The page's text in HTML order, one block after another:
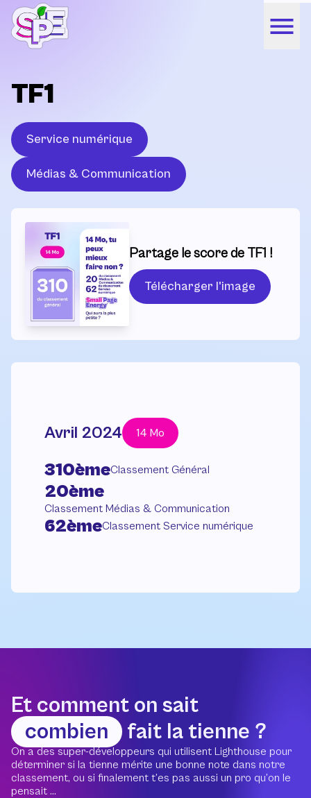
TF1
Service numérique
Médias & Communication
Partage le score de TF1 !
Télécharger l'image
Avril 2024 14 Mo
310èmeClassement Général
20ème
Classement Médias & Communication
62èmeClassement Service numérique
Et comment on sait
combien
fait la tienne ?
On a des super-développeurs qui utilisent Lighthouse pour
déterminer si la tienne mérite une bonne note dans notre
classement, ou si finalement t’es pas aussi un pro qu’on le
pensait ...